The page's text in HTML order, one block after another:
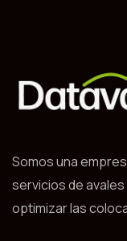
Somos una
servicios de
optimizar las